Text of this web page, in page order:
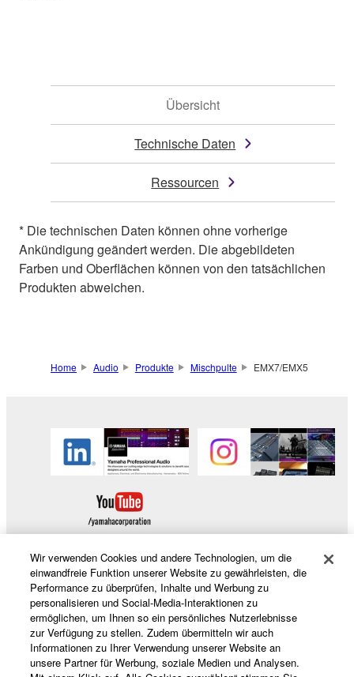
Übersicht
Technische Daten
Ressourcen
* Die technischen Daten können ohne vorherige
Ankündigung geändert werden. Die abgebildeten
Farben und Oberflächen können von den tatsächlichen
Produkten abweichen.
Home Audio Produkte Mischpulte EMX7/EMX5
Produkte und Lösungen
News
Wir verwenden Cookies und andere Technologien, um die
einwandfreie Funktion unserer Website zu gewährleisten, die
Performance zu überprüfen, Inhalte und Werbung zu
personalisieren und Social-Media-Interaktionen zu
ermöglichen, um Ihnen so ein persönliches Nutzerlebnisse
zur Verfügung zu stellen. Zudem übermitteln wir auch
Informationen zu Ihrer Verwendung unserer Website an
unsere Partner für Werbung, soziale Medien und Analysen.